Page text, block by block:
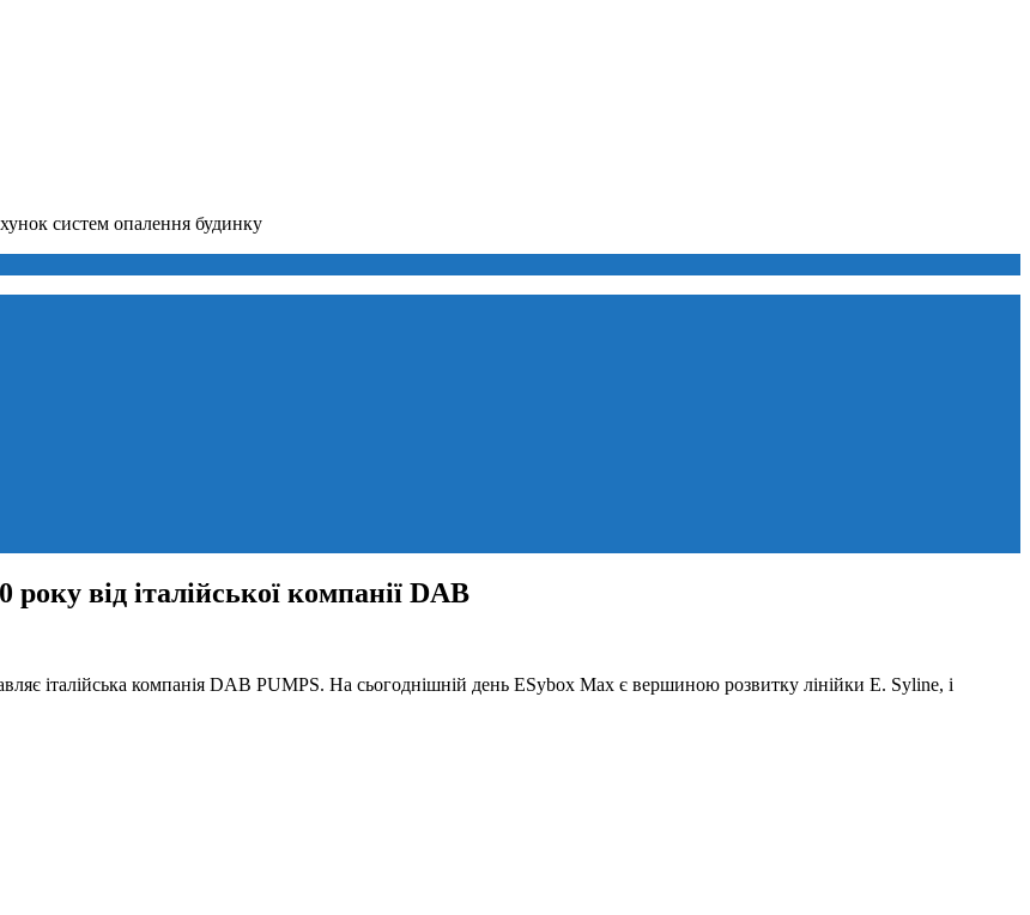
систем опалення будинку
від італійської компанії DAB
італійська компанія DAB PUMPS. На сьогоднішній день ESybox Max є вершиною розвитку лінійки E. Syline, і